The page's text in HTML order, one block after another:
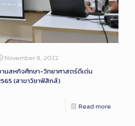
November 8, 2022
านสหกิจศึกษา-วิทยาศาสตร์ดีเด่น
(สาขาวิชาฟิสิกส์)
Read more